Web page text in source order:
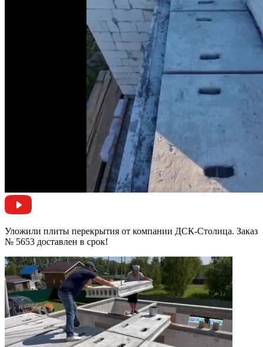
Уложили плиты перекрытия от компании ДСК-Столица. Заказ
№ 5653 доставлен в срок!